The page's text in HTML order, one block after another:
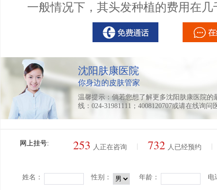
一般情况下，其头发种植的费用在几
沈阳肤康医院
你身边的皮肤管家
温馨提示：倘若您想了解更多沈阳肤康医院
线：024-31981111；4008120707或请在线询问
网上挂号: 253 人正在咨询 732 人已经预约
姓名： 性别： 年龄： 电